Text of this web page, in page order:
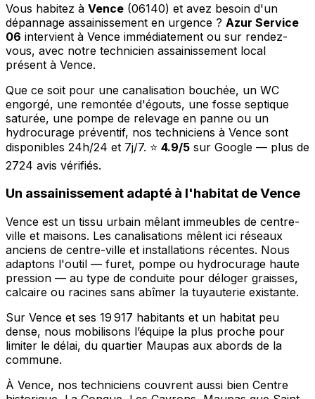
Vous habitez à Vence (06140) et avez besoin d'un
dépannage assainissement en urgence ? Azur Service
06 intervient à Vence immédiatement ou sur rendez-
vous, avec notre technicien assainissement local
présent à Vence.
Que ce soit pour une canalisation bouchée, un WC
engorgé, une remontée d'égouts, une fosse septique
saturée, une pompe de relevage en panne ou un
hydrocurage préventif, nos techniciens à Vence sont
disponibles 24h/24 et 7j/7. ⭐ 4.9/5 sur Google — plus de
2724 avis vérifiés.
Un assainissement adapté à l'habitat de Vence
Vence est un tissu urbain mêlant immeubles de centre-
ville et maisons. Les canalisations mêlent ici réseaux
anciens de centre-ville et installations récentes. Nous
adaptons l'outil — furet, pompe ou hydrocurage haute
pression — au type de conduite pour déloger graisses,
calcaire ou racines sans abîmer la tuyauterie existante.
Sur Vence et ses 19 917 habitants et un habitat peu
dense, nous mobilisons l’équipe la plus proche pour
limiter le délai, du quartier Maupas aux abords de la
commune.
À Vence, nos techniciens couvrent aussi bien Centre